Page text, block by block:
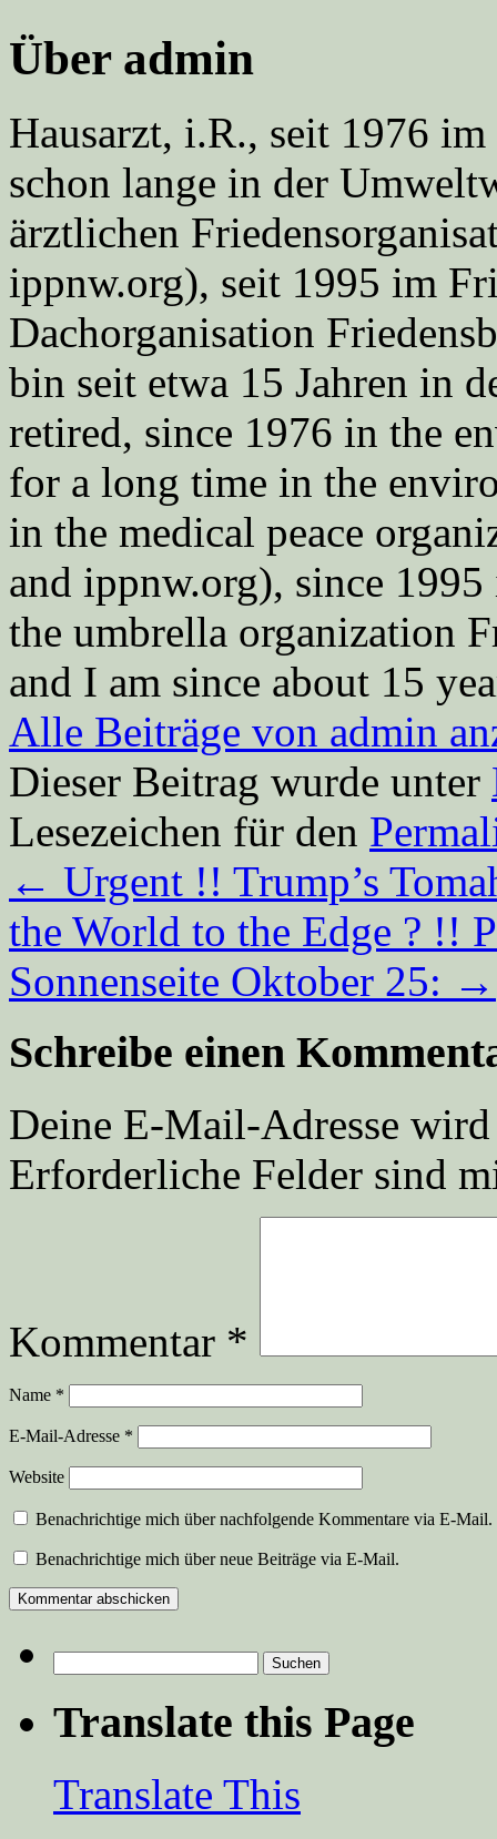
Über admin
Hausarzt, i.R., seit 1976
schon lange in der
ärztlichen
ippnw.org), seit 1995 im
Dachorganisation
bin seit etwa 15 Jahren in
retired, since 1976 in the
for a long time in the
in the medical peace
and ippnw.org), since
the umbrella organization
and I am since about 15
Alle Beiträge von admin
Dieser Beitrag wurde unter
Lesezeichen für den
← Urgent !! Trump’s
the World to the Edge ? !!
Sonnenseite Oktober 25: →
Schreibe einen
Deine E-Mail-Adresse
Erforderliche Felder sind
Kommentar *
Name *
E-Mail-Adresse *
Website
Benachrichtige mich über nachfolgende Kommentare via E-Mail.
Benachrichtige mich über neue Beiträge via E-Mail.
nach:
Translate this Page
Translate This